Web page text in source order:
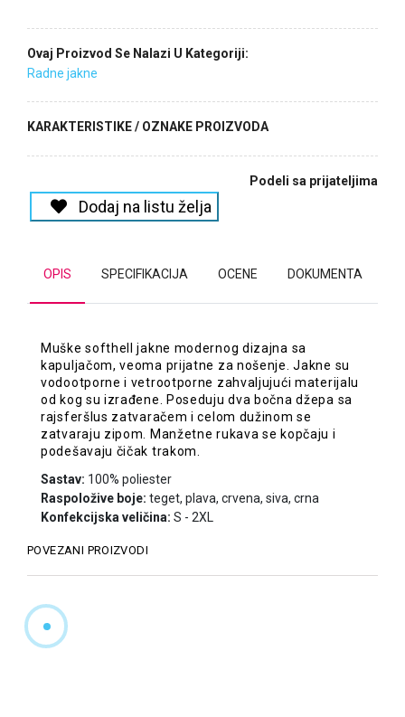
Ovaj Proizvod Se Nalazi U Kategoriji:
Radne jakne
KARAKTERISTIKE / OZNAKE PROIZVODA
Podeli sa prijateljima
Dodaj na listu želja
OPIS SPECIFIKACIJA OCENE DOKUMENTA
Muške softhell jakne modernog dizajna sa
kapuljačom, veoma prijatne za nošenje. Jakne su
vodootporne i vetrootporne zahvaljujući materijalu
od kog su izrađene. Poseduju dva bočna džepa sa
rajsferšlus zatvaračem i celom dužinom se
zatvaraju zipom. Manžetne rukava se kopčaju i
podešavaju čičak trakom.
Sastav: 100% poliester
Raspoložive boje: teget, plava, crvena, siva, crna
Konfekcijska veličina: S - 2XL
POVEZANI PROIZVODI